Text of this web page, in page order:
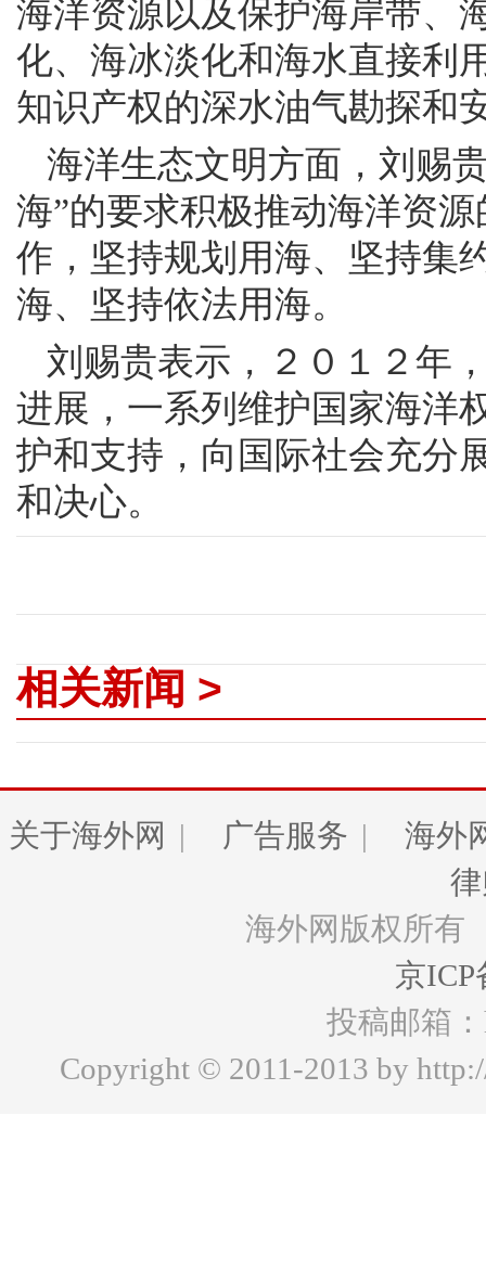
海洋资源以及保护海岸带、
化、海冰淡化和海水直接利
知识产权的深水油气勘探和
海洋生态文明方面，刘赐
海”的要求积极推动海洋资
作，坚持规划用海、坚持集
海、坚持依法用海。
刘赐贵表示，２０１２年
进展，一系列维护国家海洋
护和支持，向国际社会充分
和决心。
相关新闻 >
关于海外网 | 广告服务 |
海外
海外网版权所有
京ICP
投稿邮箱
Copyright © 2011-2013 by